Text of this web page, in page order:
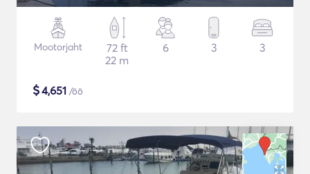
Mootorjaht
72 ft
22 m
6 3 3
$4,651 /öö